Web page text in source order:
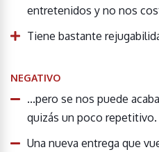
entretenidos y no nos
Tiene bastante
NEGATIVO
...pero se nos puede
quizás un poco repetitivo.
Una nueva entrega que